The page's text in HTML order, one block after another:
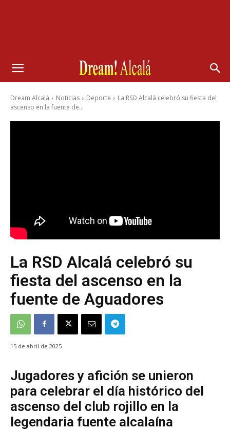
Dream Alcalá Noticias Deporte
La RSD Alcalá celebró su fiesta del
ascenso en la fuente de...
La RSD Alcalá celebró su
fiesta del ascenso en la
fuente de Aguadores
15 de abril de 2025
Jugadores y afición se unieron
para celebrar el día histórico del
ascenso del club rojillo en la
legendaria fuente alcalaína